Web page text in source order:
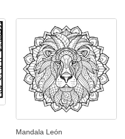
Mandala León